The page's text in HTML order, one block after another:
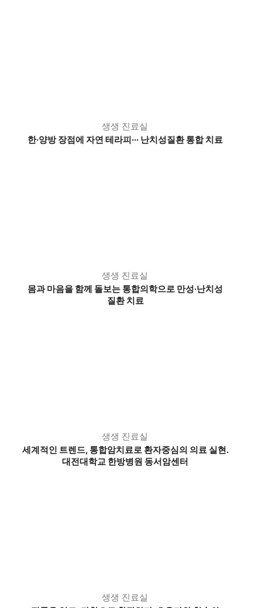
생생 진료실
한·양방 장점에 자연 테라피··· 난치성질환 통합 치료
생생 진료실
몸과 마음을 함께 돌보는 통합의학으로 만성·난치성
질환 치료
생생 진료실
세계적인 트렌드, 통합암치료로 환자중심의 의료 실현.
대전대학교 한방병원 동서암센터
생생 진료실